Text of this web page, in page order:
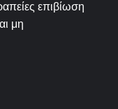
επιβίωση
μη